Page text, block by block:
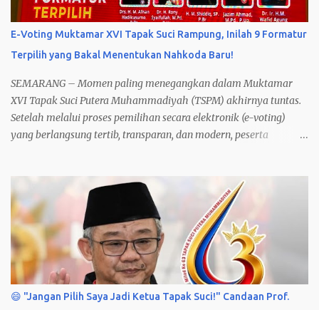
E-Voting Muktamar XVI Tapak Suci Rampung, Inilah 9 Formatur
Terpilih yang Bakal Menentukan Nahkoda Baru!
SEMARANG – Momen paling menegangkan dalam Muktamar
XVI Tapak Suci Putera Muhammadiyah (TSPM) akhirnya tuntas.
Setelah melalui proses pemilihan secara elektronik (e-voting)
yang berlangsung tertib, transparan, dan modern, peserta
😄 "Jangan Pilih Saya Jadi Ketua Tapak Suci!" Candaan Prof.